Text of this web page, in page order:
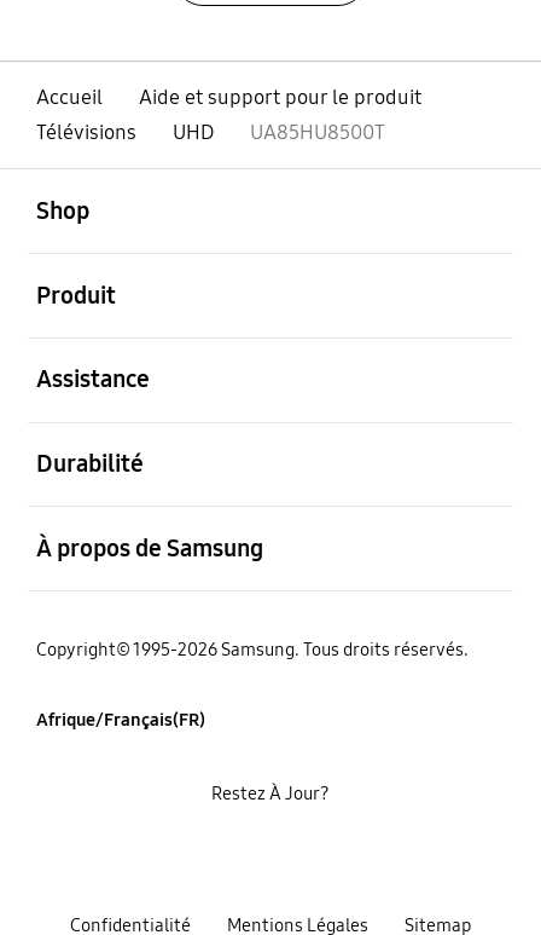
Accueil
Aide et support pour le produit
Télévisions
UHD UA85HU8500T
Shop
Produit
Assistance
Durabilité
À propos de Samsung
Copyright© 1995-2026 Samsung. Tous droits réservés.
Afrique/Français(FR)
Confidentialité Mentions Légales Sitemap
Restez À Jour?